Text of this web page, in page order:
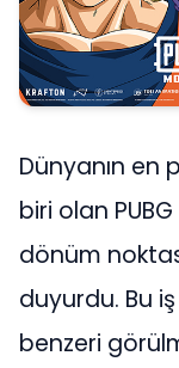
Dünyanın en
biri olan
dönüm
duyurdu. Bu
benzeri